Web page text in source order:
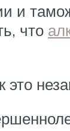
и
что
это